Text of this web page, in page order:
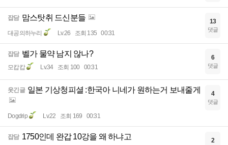
잡담 맘스탓취 드신분들
대공의하누리 Lv.26 조회 135 00:31
13
댓글
잡담 벨가 물약 남지 않나?
모캅캅 Lv.34 조회 100 00:31
6
댓글
웃긴글 일본 기상청피셜 :한국아 니네가 원하는거 보내줄게
Dogdrip Lv.22 조회 169 00:31
4
댓글
잡담 1750인데 완갑 10강을 왜 하냐고 2